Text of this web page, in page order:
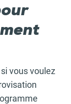
vous voulez